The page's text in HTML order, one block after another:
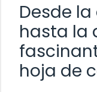
Desde
hasta la
hoja de